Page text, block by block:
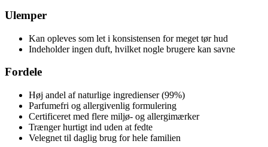
Ulemper
Kan opleves som let i konsistensen for meget tør hud
Indeholder ingen duft, hvilket nogle brugere kan savne
Fordele
Høj andel af naturlige ingredienser (99%)
Parfumefri og allergivenlig formulering
Certificeret med flere miljø- og allergimærker
Trænger hurtigt ind uden at fedte
Velegnet til daglig brug for hele familien